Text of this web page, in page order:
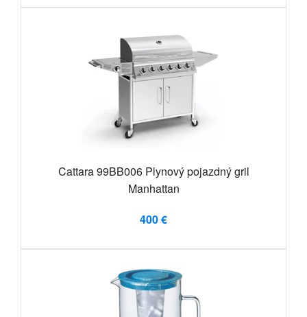
Cattara 99BB006 Plynový pojazdný gril
Manhattan
400 €